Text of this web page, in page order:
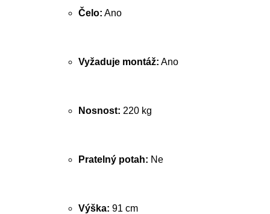
Čelo: Ano
Vyžaduje montáž: Ano
Nosnost: 220 kg
Pratelný potah: Ne
Výška: 91 cm